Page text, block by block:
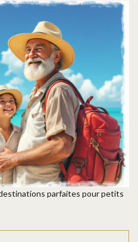
parfaites pour petits